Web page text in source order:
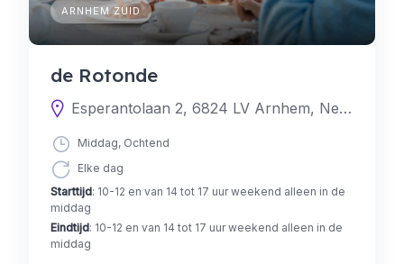
ARNHEM ZUID
de Rotonde
Esperantolaan 2, 6824 LV Arnhem, Nederland
Middag, Ochtend
Elke dag
Starttijd: 10-12 en van 14 tot 17 uur weekend alleen in de
middag
Eindtijd: 10-12 en van 14 tot 17 uur weekend alleen in de
middag